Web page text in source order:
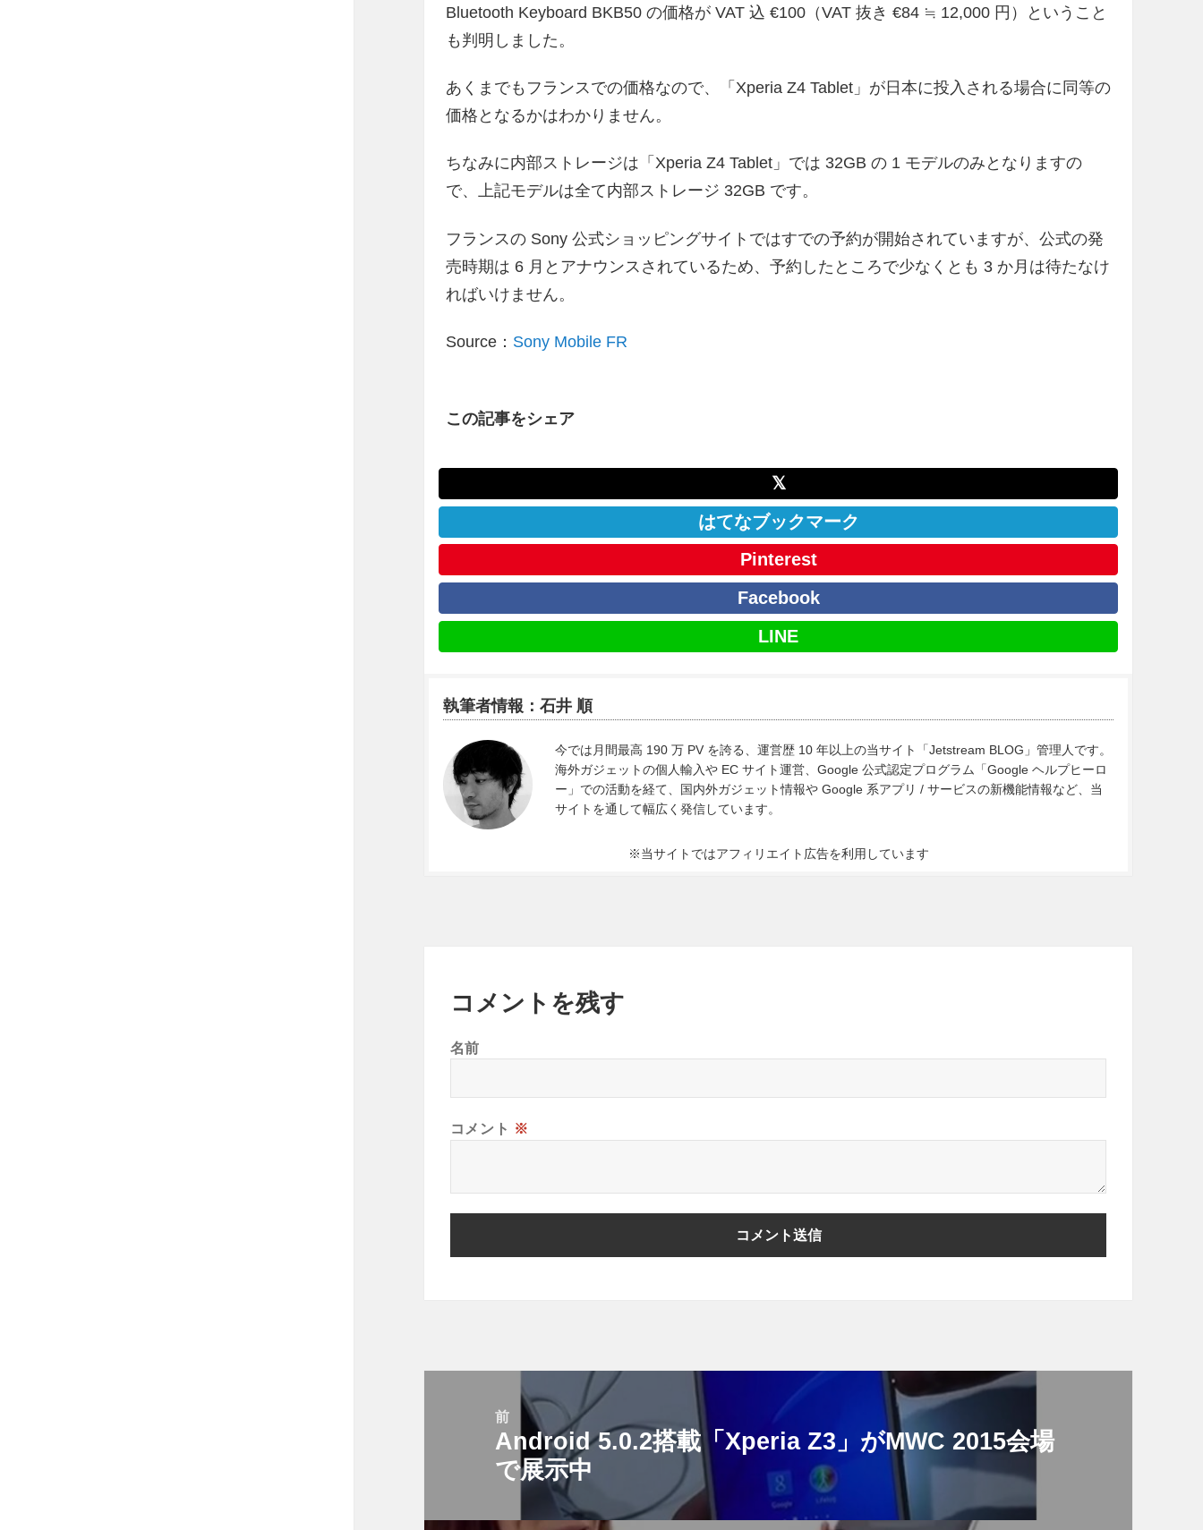
Bluetooth Keyboard BKB50 の価格が VAT 込 €100（VAT 抜き €84 ≒ 12,000 円）ということ
も判明しました。
あくまでもフランスでの価格なので、「Xperia Z4 Tablet」が日本に投入される場合に同等の
価格となるかはわかりません。
ちなみに内部ストレージは「Xperia Z4 Tablet」では 32GB の 1 モデルのみとなりますの
で、上記モデルは全て内部ストレージ 32GB です。
フランスの Sony 公式ショッピングサイトではすでの予約が開始されていますが、公式の発
売時期は 6 月とアナウンスされているため、予約したところで少なくとも 3 か月は待たなけ
ればいけません。
Source： Sony Mobile FR
この記事をシェア
𝕏
はてなブックマーク
Pinterest
Facebook
LINE
執筆者情報：石井 順
今では月間最高 190 万 PV を誇る、運営歴 10 年以上の当サイト「Jetstream BLOG」管理人です。
海外ガジェットの個人輸入や EC サイト運営、Google 公式認定プログラム「Google ヘルプヒーロ
ー」での活動を経て、国内外ガジェット情報や Google 系アプリ / サービスの新機能情報など、当
サイトを通して幅広く発信しています。
※当サイトではアフィリエイト広告を利用しています
コメントを残す
名前
コメント ※
ー
前
前
の
稿:
Android 5.0.2搭載「Xperia Z3」がMWC 2015会場
で展示中